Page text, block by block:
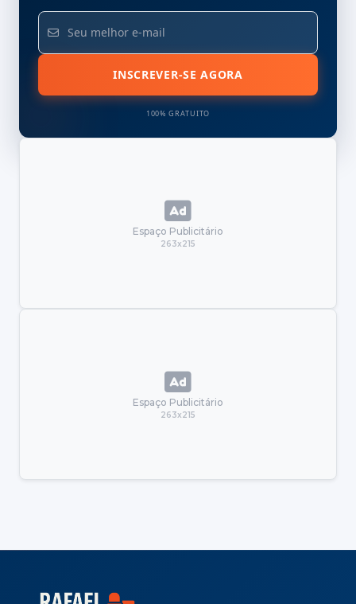
INSCREVER-SE AGORA
100% GRATUITO
Espaço Publicitário
263x215
Espaço Publicitário
263x215